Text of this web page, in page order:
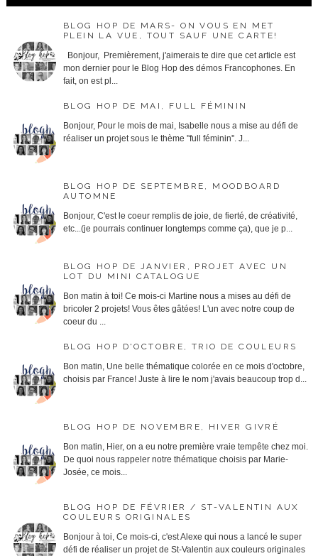
BLOG HOP DE MARS- ON VOUS EN MET
PLEIN LA VUE, TOUT SAUF UNE CARTE!
Bonjour, Premièrement, j'aimerais te dire que cet article est
mon dernier pour le Blog Hop des démos Francophones. En
fait, on est pl...
BLOG HOP DE MAI, FULL FÉMININ
Bonjour, Pour le mois de mai, Isabelle nous a mise au défi de
réaliser un projet sous le thème ''full féminin''. J...
BLOG HOP DE SEPTEMBRE, MOODBOARD
AUTOMNE
Bonjour, C'est le coeur remplis de joie, de fierté, de créativité,
etc...(je pourrais continuer longtemps comme ça), que je p...
BLOG HOP DE JANVIER, PROJET AVEC UN
LOT DU MINI CATALOGUE
Bon matin à toi! Ce mois-ci Martine nous a mises au défi de
bricoler 2 projets! Vous êtes gâtées! L'un avec notre coup de
coeur du ...
BLOG HOP D'OCTOBRE, TRIO DE COULEURS
Bon matin, Une belle thématique colorée en ce mois d'octobre,
choisis par France! Juste à lire le nom j'avais beaucoup trop d...
BLOG HOP DE NOVEMBRE, HIVER GIVRÉ
Bon matin, Hier, on a eu notre première vraie tempête chez moi.
De quoi nous rappeler notre thématique choisis par Marie-
Josée, ce mois...
BLOG HOP DE FÉVRIER / ST-VALENTIN AUX
COULEURS ORIGINALES
Bonjour à toi, Ce mois-ci, c'est Alexe qui nous a lancé le super
défi de réaliser un projet de St-Valentin aux couleurs originales